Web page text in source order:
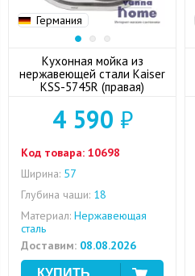
Германия
Кухонная мойка из
нержавеющей стали Kaiser
KSS-5745R (правая)
4 590 ₽
Код товара: 10698
Ширина: 57
Глубина чаши: 18
Материал: Нержавеющая
сталь
Доставим: 08.08.2026